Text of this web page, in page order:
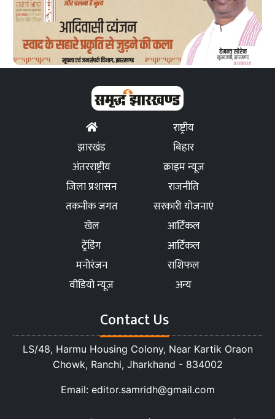
राष्ट्रीय
झारखंड
बिहार
अंतरराष्ट्रीय
क्राइम न्यूज
जिला प्रशासन
राजनीति
तकनीक जगत
सरकारी योजनाएं
खेल
आर्टिकल
ट्रेंडिंग
आर्टिकल
मनोरंजन
राशिफल
वीडियो न्यूज
अन्य
Contact Us
LS/48, Harmu Housing Colony, Near Kartik Oraon
Chowk, Ranchi, Jharkhand - 834002
Email: editor.samridh@gmail.com